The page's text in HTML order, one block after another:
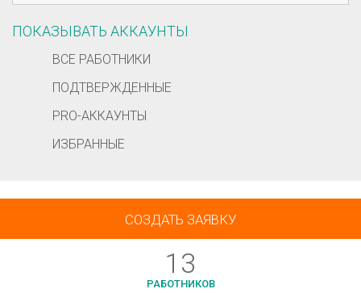
ПОКАЗЫВАТЬ АККАУНТЫ
ВСЕ РАБОТНИКИ
ПОДТВЕРЖДЕННЫЕ
PRO-АККАУНТЫ
ИЗБРАННЫЕ
СОЗДАТЬ ЗАЯВКУ
13
РАБОТНИКОВ